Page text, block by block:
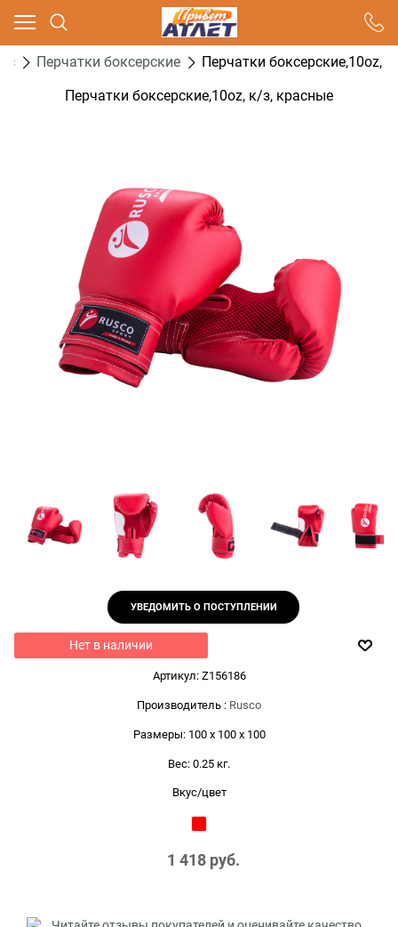
Перчатки боксерские
Перчатки боксерские,10oz,
Перчатки боксерские,10oz, к/з, красные
УВЕДОМИТЬ О ПОСТУПЛЕНИИ
Нет в наличии
Артикул: Z156186
Производитель : Rusco
Размеры: 100 x 100 x 100
Вес: 0.25 кг.
Вкус/цвет
1 418 руб.
Ваш город - Москва,
угадали?
ДА НЕТ